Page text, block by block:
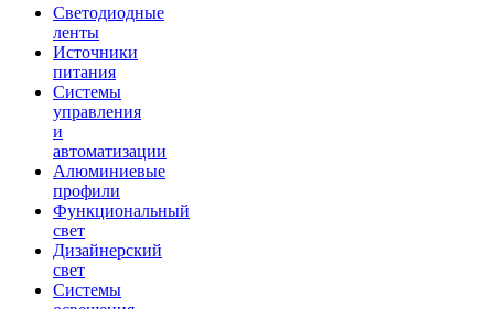
Светодиодные
ленты
Источники
питания
Системы
управления
и
автоматизации
Алюминиевые
профили
Функциональный
свет
Дизайнерский
свет
Системы